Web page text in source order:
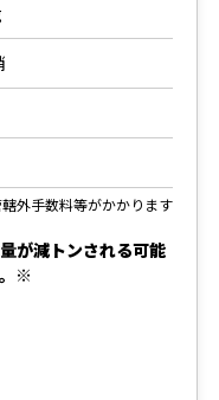
外手数料等がかかります
が減トンされる可能
※